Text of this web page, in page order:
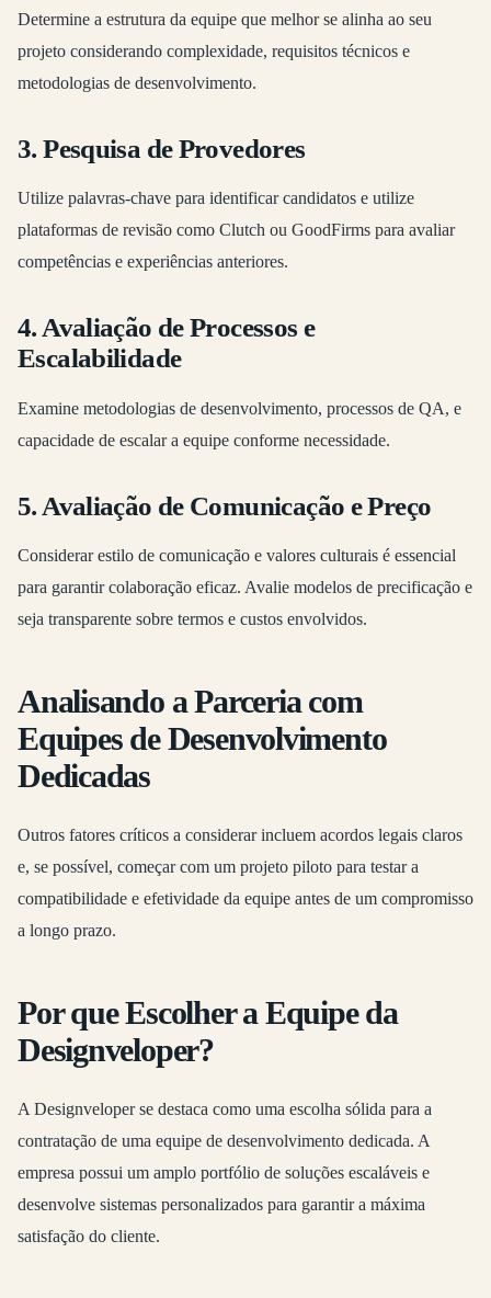
Determine a estrutura da equipe que melhor se alinha ao seu
projeto considerando complexidade, requisitos técnicos e
metodologias de desenvolvimento.
3. Pesquisa de Provedores
Utilize palavras-chave para identificar candidatos e utilize
plataformas de revisão como Clutch ou GoodFirms para avaliar
competências e experiências anteriores.
4. Avaliação de Processos e
Escalabilidade
Examine metodologias de desenvolvimento, processos de QA, e
capacidade de escalar a equipe conforme necessidade.
5. Avaliação de Comunicação e Preço
Considerar estilo de comunicação e valores culturais é essencial
para garantir colaboração eficaz. Avalie modelos de precificação e
seja transparente sobre termos e custos envolvidos.
Analisando a Parceria com
Equipes de Desenvolvimento
Dedicadas
Outros fatores críticos a considerar incluem acordos legais claros
e, se possível, começar com um projeto piloto para testar a
compatibilidade e efetividade da equipe antes de um compromisso
a longo prazo.
Por que Escolher a Equipe da
Designveloper?
A Designveloper se destaca como uma escolha sólida para a
contratação de uma equipe de desenvolvimento dedicada. A
empresa possui um amplo portfólio de soluções escaláveis e
desenvolve sistemas personalizados para garantir a máxima
satisfação do cliente.